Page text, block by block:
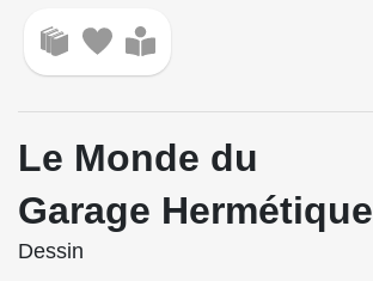
Le Monde du
Garage Hermétique
Dessin